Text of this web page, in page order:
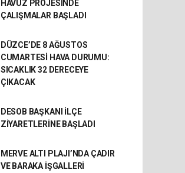
HAVUZ PROJESİNDE
ÇALIŞMALAR BAŞLADI
DÜZCE’DE 8 AĞUSTOS
CUMARTESİ HAVA DURUMU:
SICAKLIK 32 DERECEYE
ÇIKACAK
DESOB BAŞKANI İLÇE
ZİYARETLERİNE BAŞLADI
MERVE ALTI PLAJI’NDA ÇADIR
VE BARAKA İŞGALLERİ